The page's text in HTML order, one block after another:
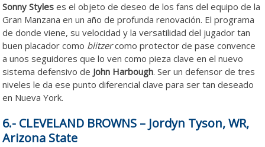
Sonny Styles es el objeto de deseo de los fans del equipo de la
Gran Manzana en un año de profunda renovación. El programa
de donde viene, su velocidad y la versatilidad del jugador tan
buen placador como blitzercomo protector de pase convence
a unos seguidores que lo ven como pieza clave en el nuevo
sistema defensivo de John Harbough. Ser un defensor de tres
niveles le da ese punto diferencial clave para ser tan deseado
en Nueva York.
6.- CLEVELAND BROWNS – Jordyn Tyson, WR,
Arizona State